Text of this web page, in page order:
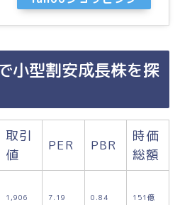
小型割安成長株を探
取引
値
PER PBR
時価
総額
1,906 7.19 0.84 151億